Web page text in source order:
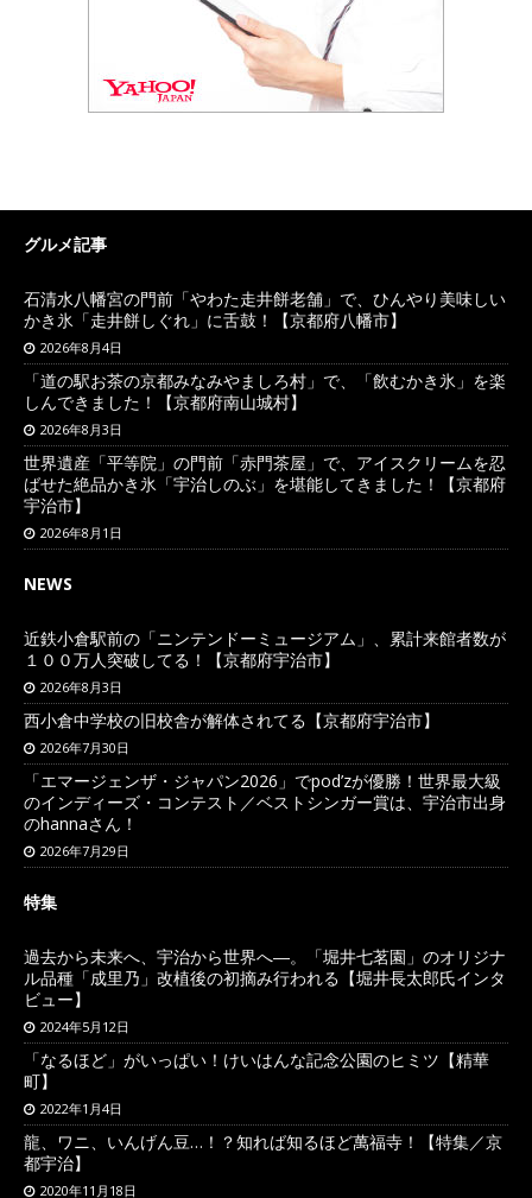
グルメ記事
石清水八幡宮の門前「やわた走井餅老舗」で、ひんやり美味しい
かき氷「走井餅しぐれ」に舌鼓！【京都府八幡市】
2026年8月4日
「道の駅お茶の京都みなみやましろ村」で、「飲むかき氷」を楽
しんできました！【京都府南山城村】
2026年8月3日
世界遺産「平等院」の門前「赤門茶屋」で、アイスクリームを忍
ばせた絶品かき氷「宇治しのぶ」を堪能してきました！【京都府
宇治市】
2026年8月1日
NEWS
近鉄小倉駅前の「ニンテンドーミュージアム」、累計来館者数が
１００万人突破してる！【京都府宇治市】
2026年8月3日
西小倉中学校の旧校舎が解体されてる【京都府宇治市】
2026年7月30日
「エマージェンザ・ジャパン2026」でpod’zが優勝！世界最大級
のインディーズ・コンテスト／ベストシンガー賞は、宇治市出身
のhannaさん！
2026年7月29日
特集
過去から未来へ、宇治から世界へ―。「堀井七茗園」のオリジナ
ル品種「成里乃」改植後の初摘み行われる【堀井長太郎氏インタ
ビュー】
2024年5月12日
「なるほど」がいっぱい！けいはんな記念公園のヒミツ【精華
町】
2022年1月4日
龍、ワニ、いんげん豆…！？知れば知るほど萬福寺！【特集／京
都宇治】
2020年11月18日